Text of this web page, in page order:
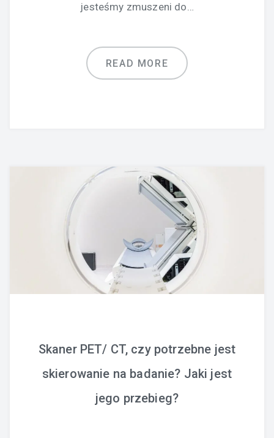
jesteśmy zmuszeni do…
READ MORE
Skaner PET/ CT, czy potrzebne jest
skierowanie na badanie? Jaki jest
jego przebieg?